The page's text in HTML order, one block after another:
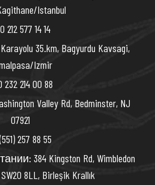
Istanbul
212 577 14 14
35.km, Bagyurdu Kavsagi,
Izmir
232 214 00 88
Valley Rd, Bedminster, NJ
07921
257 88 55
384 Kingston Rd, Wimbledon
8LL, Birleşik Krallık